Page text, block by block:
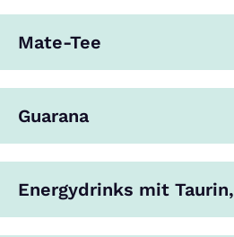
Mate-Tee
Guarana
Energydrinks mit